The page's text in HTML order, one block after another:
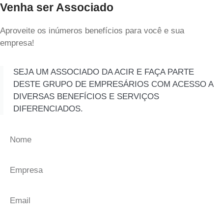
Venha ser Associado
Aproveite os inúmeros benefícios para você e sua
empresa!
SEJA UM ASSOCIADO DA ACIR E FAÇA PARTE
DESTE GRUPO DE EMPRESÁRIOS COM ACESSO A
DIVERSAS BENEFÍCIOS E SERVIÇOS
DIFERENCIADOS.